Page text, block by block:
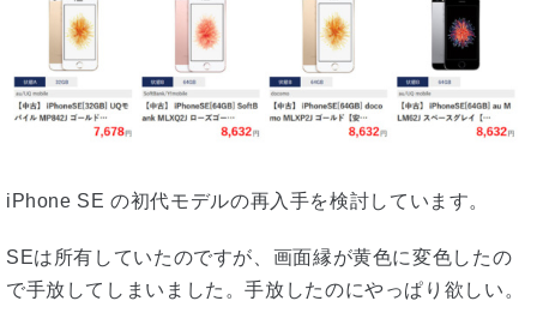
iPhone SE の初代モデルの再入手を検討しています。
SEは所有していたのですが、画面縁が黄色に変色したの
で手放してしまいました。手放したのにやっぱり欲しい。